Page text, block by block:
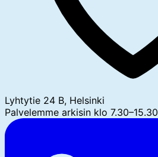
Lyhtytie 24 B, Helsinki
Palvelemme arkisin klo 7.30–15.30